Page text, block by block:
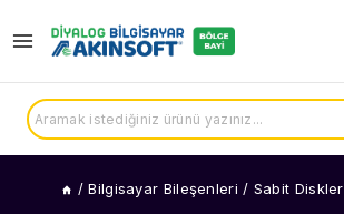
/ Bilgisayar Bileşenleri / Sabit Diskler
KATEGORİLER
Diskler
Nas
Diskleri